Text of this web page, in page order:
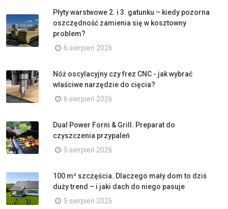
Płyty warstwowe 2. i 3. gatunku – kiedy pozorna
oszczędność zamienia się w kosztowny
problem?
6 sierpień 2026
Nóż oscylacyjny czy frez CNC - jak wybrać
właściwe narzędzie do cięcia?
6 sierpień 2026
Dual Power Forni & Grill. Preparat do
czyszczenia przypaleń
5 sierpień 2026
100 m² szczęścia. Dlaczego mały dom to dziś
duży trend – i jaki dach do niego pasuje
5 sierpień 2026